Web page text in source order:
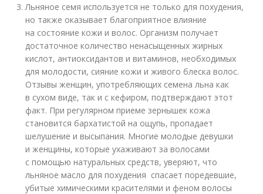
Льняное семя используется не только для похудения,
но также оказывает благоприятное влияние
на состояние кожи и волос. Организм получает
достаточное количество ненасыщенных жирных
кислот, антиоксидантов и витаминов, необходимых
для молодости, сияние кожи и живого блеска волос.
Отзывы женщин, употребляющих семена льна как
в сухом виде, так и с кефиром, подтверждают этот
факт. При регулярном приеме зернышек кожа
становится бархатистой на ощупь, пропадает
шелушение и высыпания. Многие молодые девушки
и женщины, которые ухаживают за волосами
с помощью натуральных средств, уверяют, что
льняное масло для похудения спасает поредевшие,
убитые химическими красителями и феном волосы